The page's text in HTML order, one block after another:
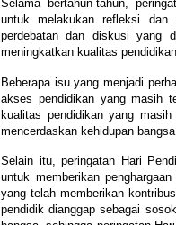
Selama bertahun-tahun,
untuk melakukan refleksi dan
perdebatan dan diskusi yang
meningkatkan kualitas
Beberapa isu yang menjadi
akses pendidikan yang masih
kualitas pendidikan yang
mencerdaskan kehidupan bangsa.
Selain itu, peringatan Hari
untuk memberikan
yang telah memberikan
pendidik dianggap sebagai